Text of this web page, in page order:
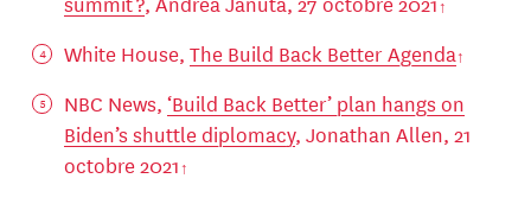
White House, The Build Back Better Agenda
NBC News, ‘Build Back Better’ plan hangs on
Biden’s shuttle diplomacy, Jonathan Allen, 21
octobre 2021